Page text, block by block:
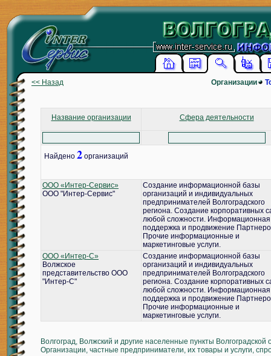
<< Назад Организации
Название организации Сфера деятельности
Найдено 2 организаций
ООО «Интер-Сервис»
ООО "Интер-Сервис"
Создание информационной базы
организаций и индивидуальных
предпринимателей Волгоградского
региона. Создание корпоративных
любой сложности. Информационная
поддержка и продвижение
Прочие информационные и
маркетинговые услуги.
ООО «Интер-С»
Волжское
представительство ООО
"Интер-С"
Создание информационной базы
организаций и индивидуальных
предпринимателей Волгоградского
региона. Создание корпоративных
любой сложности. Информационная
поддержка и продвижение
Прочие информационные и
маркетинговые услуги.
Волгоград, Волжский и другие населенные пункты Волгоградской
Организации, частные предприниматели, их товары и услуги,